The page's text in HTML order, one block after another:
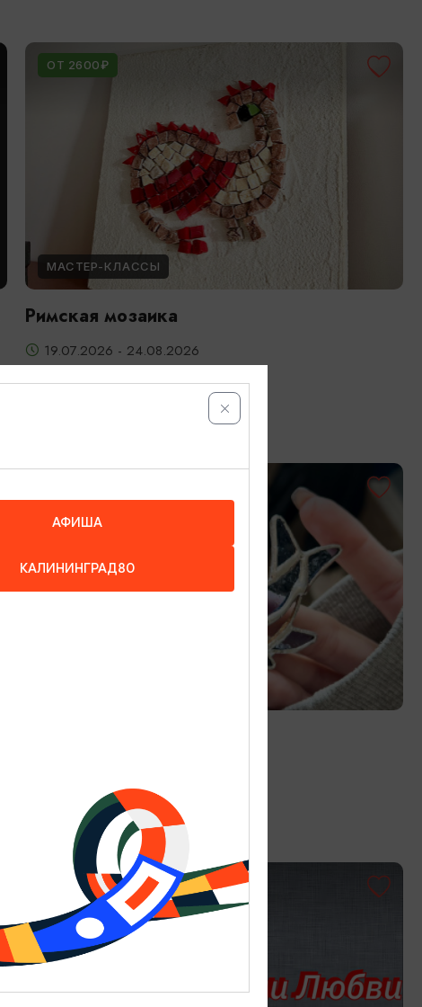
ОТ 2600₽
МАСТЕР-КЛАССЫ
Римская мозаика
19.07.2026 - 24.08.2026
Калининград, Студия «Стёкла»
ОТ 3000₽
АФИША
КАЛИНИНГРАД80